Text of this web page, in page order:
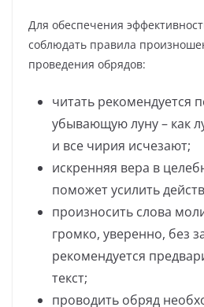
Для обеспечения
соблюдать правила
проведения обрядов:
читать рекомендуется
убывающую луну – как
и все чирия исчезают;
искренняя вера в
поможет усилить
произносить слова
громко, уверенно, без
рекомендуется
текст;
проводить обряд